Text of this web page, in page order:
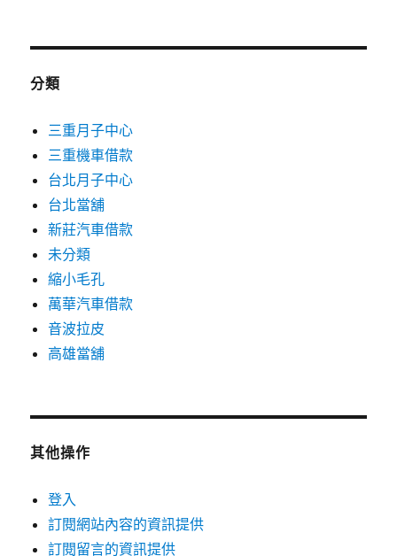
分類
三重月子中心
三重機車借款
台北月子中心
台北當舖
新莊汽車借款
未分類
縮小毛孔
萬華汽車借款
音波拉皮
高雄當舖
其他操作
登入
訂閱網站內容的資訊提供
訂閱留言的資訊提供